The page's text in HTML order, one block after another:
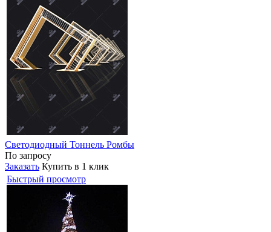
Светодиодный Тоннель Ромбы
По запросу
Заказать Купить в 1 клик
Быстрый просмотр